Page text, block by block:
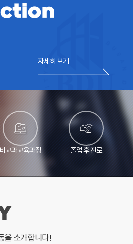
자세히 보기
비교과교육과정 졸업 후 진로
을 소개합니다!